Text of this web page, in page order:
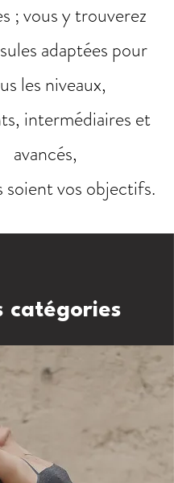
;vous y trouverez
adaptées pour
les niveaux,
intermédiaires et
avancés,
soient vos objectifs.
catégories